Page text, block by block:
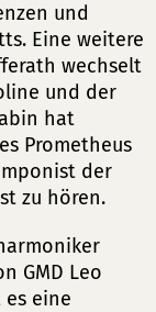
und
Eine weitere
wechselt
und der
hat
Prometheus
der
zu hören.
GMD Leo
eine